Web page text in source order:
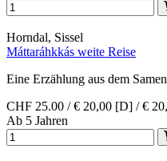
Horndal, Sissel
Máttaráhkkás weite Reise
Eine Erzählung aus dem
CHF 25.00 / € 20,00 [D] / €
Ab 5 Jahren